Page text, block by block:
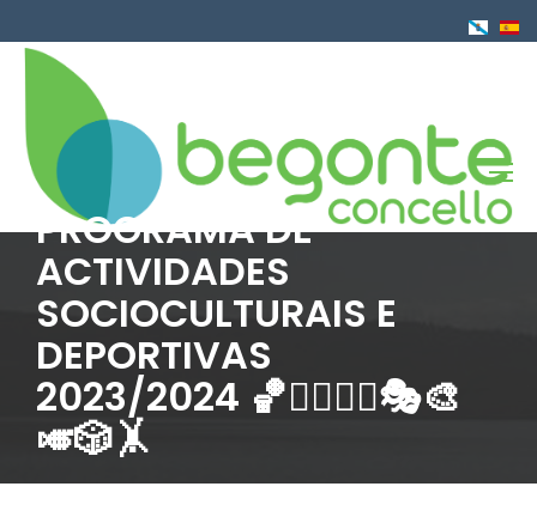
o
PROGRAMA DE
ACTIVIDADES
SOCIOCULTURAIS E
DEPORTIVAS
2023/2024 🏀🏊‍♀️🧘‍♀️🎭🎨
🎺🎲🤸